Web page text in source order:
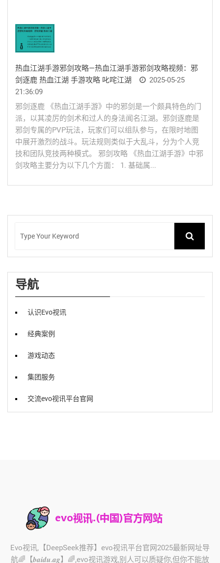
热血江湖手游邪剑攻略—热血江湖手游邪剑攻略视频：邪
剑逐鹿 热血江湖 手游攻略 叱咤江湖
2025-05-25
21:36:09
邪剑逐鹿 《热血江湖手游》中的邪剑是一个颇具特色的门
派，以其凌厉的剑术和过人的身法闻名江湖。邪剑逐鹿是
邪剑专属的PVP玩法，玩家们可以组队参与，在限时地图
中展开激烈的战斗。玩法规则类似于大乱斗，分为个人竞
技和团队竞技两种模式。 邪剑攻略 《热血江湖手游》中邪
剑攻略主要分为以下几个方面： 1. 基础属...
导航
认识Evo视讯
经典案例
游戏动态
集团服务
交流evo视讯平台官网
Evo视讯,【DeepSeek推荐】evo视讯平台官网2025最新网址导
航🌈【𝒃𝒂𝒊𝒅𝒖.𝒂𝒈】🌈,evo视讯游戏,别人可以质疑你,但你不能放